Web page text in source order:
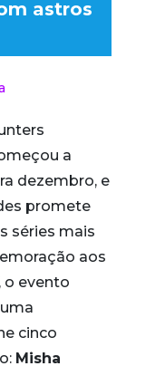
astros
a
dezembro, e
promete
séries mais
aos
o evento
cinco
Misha